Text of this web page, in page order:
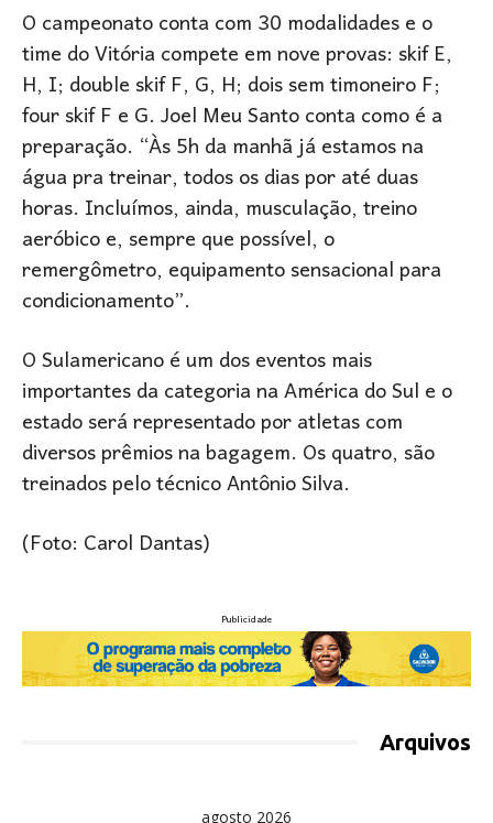
O campeonato conta com 30 modalidades e o
time do Vitória compete em nove provas: skif E,
H, I; double skif F, G, H; dois sem timoneiro F;
four skif F e G. Joel Meu Santo conta como é a
preparação. “Às 5h da manhã já estamos na
água pra treinar, todos os dias por até duas
horas. Incluímos, ainda, musculação, treino
aeróbico e, sempre que possível, o
remergômetro, equipamento sensacional para
condicionamento”.
O Sulamericano é um dos eventos mais
importantes da categoria na América do Sul e o
estado será representado por atletas com
diversos prêmios na bagagem. Os quatro, são
treinados pelo técnico Antônio Silva.
(Foto: Carol Dantas)
Publicidade
Arquivos
agosto 2026